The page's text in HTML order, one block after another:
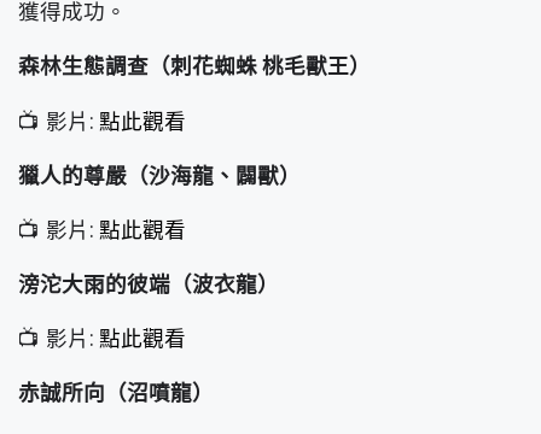
獲得成功。
森林生態調查（刺花蜘蛛 桃毛獸王）
📺 影片: 點此觀看
獵人的尊嚴（沙海龍、闢獸）
📺 影片: 點此觀看
滂沱大雨的彼端（波衣龍）
📺 影片: 點此觀看
赤誠所向（沼噴龍）